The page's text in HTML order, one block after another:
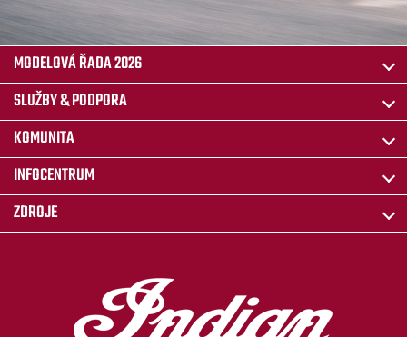
MODELOVÁ ŘADA 2026
SLUŽBY & PODPORA
KOMUNITA
INFOCENTRUM
ZDROJE